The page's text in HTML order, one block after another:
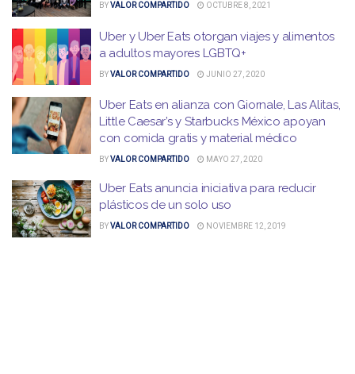
BYVALOR COMPARTIDO OCTUBRE 8, 2021
Uber y Uber Eats otorgan viajes y alimentos
a adultos mayores LGBTQ+
BYVALOR COMPARTIDO JUNIO 27, 2020
Uber Eats en alianza con Giornale, Las Alitas,
Little Caesar’s y Starbucks México apoyan
con comida gratis y material médico
BYVALOR COMPARTIDO MAYO 27, 2020
Uber Eats anuncia iniciativa para reducir
plásticos de un solo uso
BYVALOR COMPARTIDO NOVIEMBRE 12, 2019